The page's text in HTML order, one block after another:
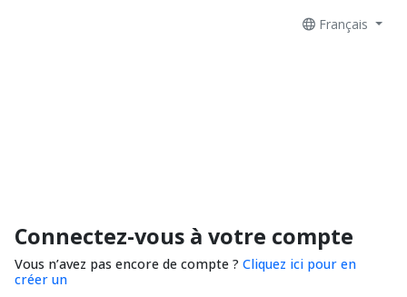
Français
Connectez-vous à votre compte
Vous n’avez pas encore de compte ? Cliquez ici pour en
créer un